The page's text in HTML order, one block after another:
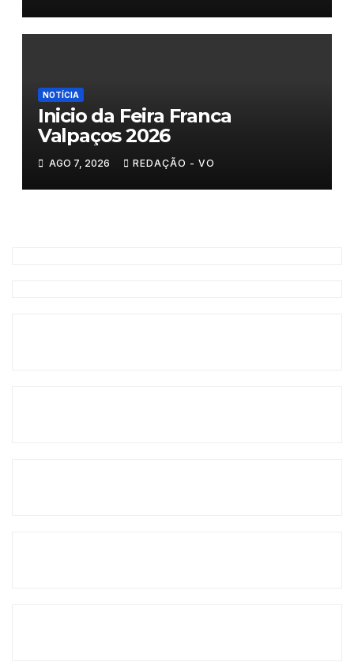
NOTÍCIA
Inicio da Feira Franca
Valpaços 2026
AGO 7, 2026 REDAÇÃO - VO